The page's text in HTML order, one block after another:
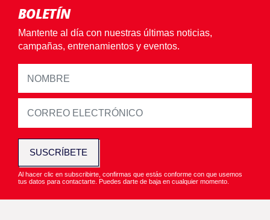
BOLETÍN
Mantente al día con nuestras últimas noticias,
campañas, entrenamientos y eventos.
SUSCRÍBETE
Al hacer clic en subscribirte, confirmas que estás conforme con que usemos
tus datos para contactarte. Puedes darte de baja en cualquier momento.